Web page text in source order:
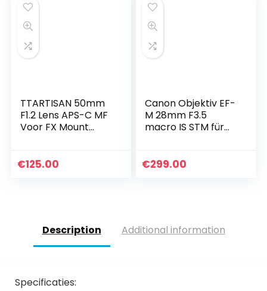
TTARTISAN 50mm
F1.2 Lens APS-C MF
Voor FX Mount
X-T1 X-T10 X-T2 X-
€125.00
Canon Objektiv EF-
M 28mm F3.5
macro IS STM für
43mm
€299.00
Description Additional information
Specificaties: